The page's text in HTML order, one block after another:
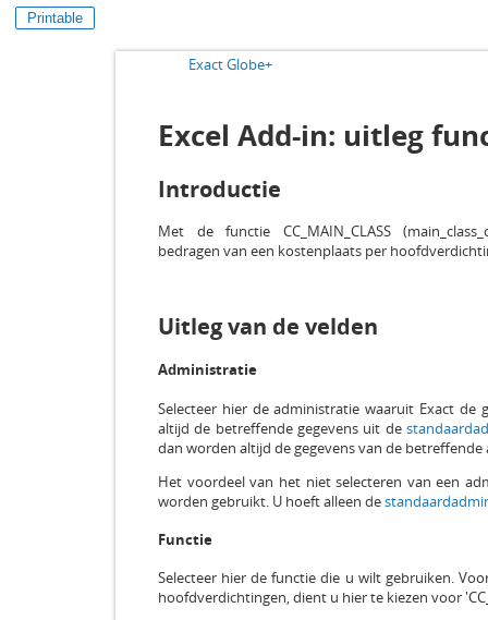
Printable
Exact Globe+
Excel Add-in: uitleg
Introductie
Met de functie CC_MAIN_CLASS
bedragen van een kostenplaats per
Uitleg van de velden
Administratie
Selecteer hier de administratie waaruit Exact
altijd de betreffende gegevens uit de
dan worden altijd de gegevens van de
Het voordeel van het niet selecteren van een
worden gebruikt. U hoeft alleen de
Functie
Selecteer hier de functie die u wilt gebruiken.
hoofdverdichtingen, dient u hier te kiezen voor